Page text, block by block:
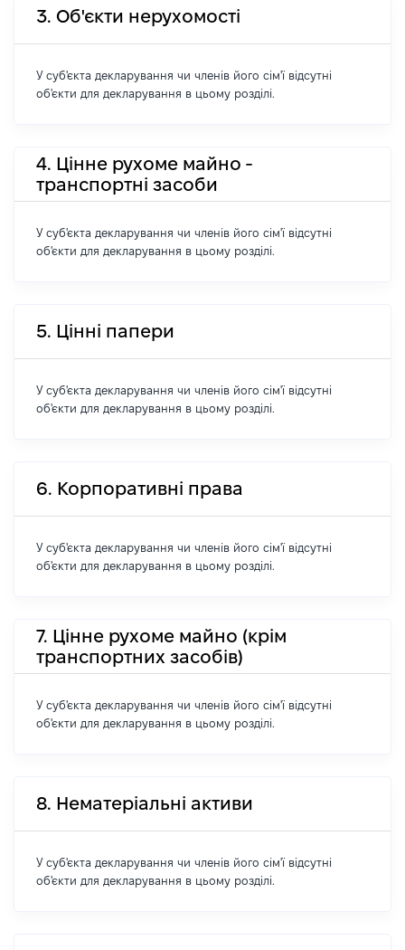
3. Об'єкти нерухомості
У суб'єкта декларування чи членів його сім'ї відсутні
об'єкти для декларування в цьому розділі.
4. Цінне рухоме майно -
транспортні засоби
У суб'єкта декларування чи членів його сім'ї відсутні
об'єкти для декларування в цьому розділі.
5. Цінні папери
У суб'єкта декларування чи членів його сім'ї відсутні
об'єкти для декларування в цьому розділі.
6. Корпоративні права
У суб'єкта декларування чи членів його сім'ї відсутні
об'єкти для декларування в цьому розділі.
7. Цінне рухоме майно (крім
транспортних засобів)
У суб'єкта декларування чи членів його сім'ї відсутні
об'єкти для декларування в цьому розділі.
8. Нематеріальні активи
У суб'єкта декларування чи членів його сім'ї відсутні
об'єкти для декларування в цьому розділі.